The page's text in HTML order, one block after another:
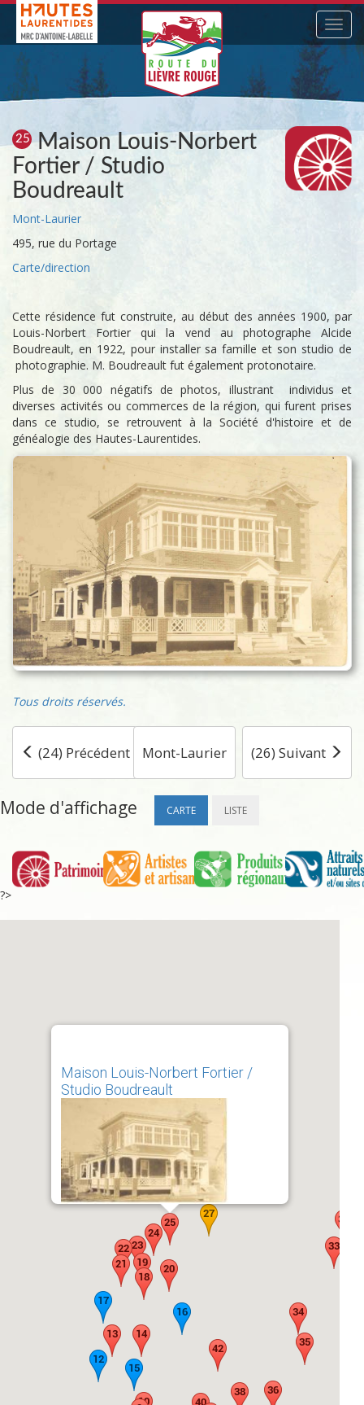
25 Maison Louis-Norbert
Fortier / Studio
Boudreault
Mont-Laurier
495, rue du Portage
Carte/direction
Cette résidence fut construite, au début des années 1900, par
Louis-Norbert Fortier qui la vend au photographe Alcide
Boudreault, en 1922, pour installer sa famille et son studio de
photographie. M. Boudreault fut également protonotaire.
Plus de 30 000 négatifs de photos, illustrant individus et
diverses activités ou commerces de la région, qui furent prises
dans ce studio, se retrouvent à la Société d'histoire et de
généalogie des Hautes-Laurentides.
Tous droits réservés.
(24) Précédent Mont-Laurier (26) Suivant
Mode d'affichage CARTE LISTE
?>
Maison Louis-Norbert Fortier /
Studio Boudreault